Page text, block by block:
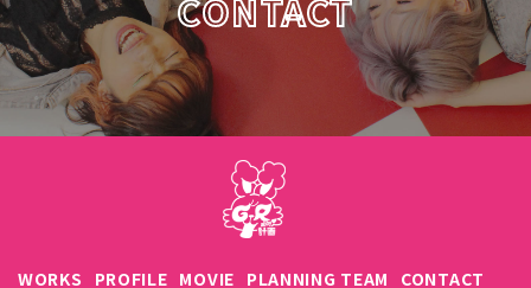
CONTACT
WORKS PROFILE MOVIE PLANNING TEAM CONTACT